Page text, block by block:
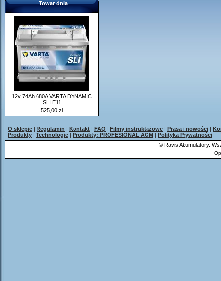
Towar dnia
12v 74Ah 680A VARTA DYNAMIC
SLI E11
525,00 zł
O sklepie | Regulamin | Kontakt | FAQ | Filmy instruktażowe | Prasa i nowości |
Produkty | Technologie | Produkty: PROFESIONAL AGM | Polityka Prywatności
© Ravis Akumulatory.